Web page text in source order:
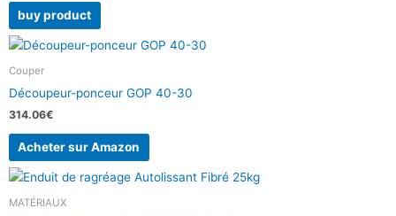
buy product
Couper
Découpeur-ponceur GOP 40-30
314.06€
Acheter sur Amazon
MATÉRIAUX